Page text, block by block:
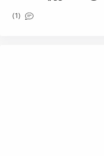
(1)